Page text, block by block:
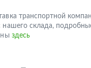
транспортной
склада,
здесь